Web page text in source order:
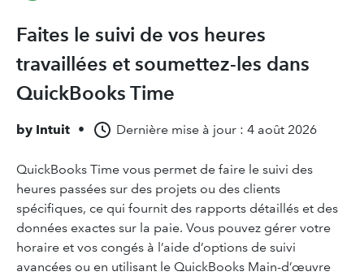
Faites le suivi de vos heures
travaillées et soumettez-les dans
QuickBooks Time
by Intuit • Dernière mise à jour : 4 août 2026
QuickBooks Time vous permet de faire le suivi des
heures passées sur des projets ou des clients
spécifiques, ce qui fournit des rapports détaillés et des
données exactes sur la paie. Vous pouvez gérer votre
horaire et vos congés à l’aide d’options de suivi
avancées ou en utilisant le QuickBooks Main-d’œuvre